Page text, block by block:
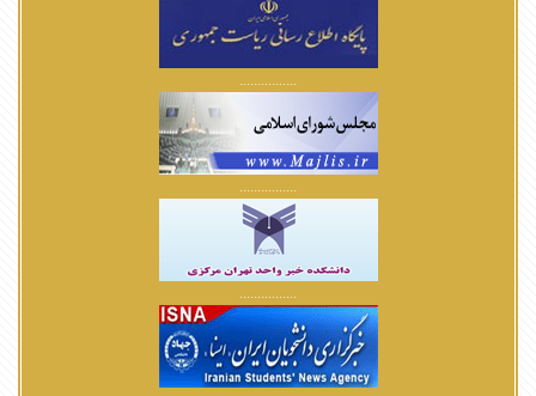
................
................
................